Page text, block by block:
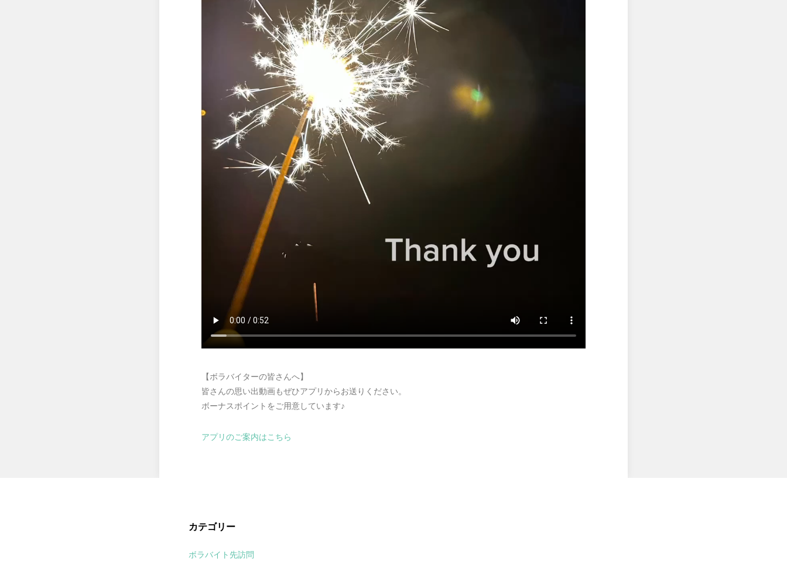
【ボラバイターの皆さんへ】
皆さんの思い出動画もぜひアプリからお送りください。
ボーナスポイントをご用意しています♪
アプリのご案内はこちら
カテゴリー
ボラバイト先訪問